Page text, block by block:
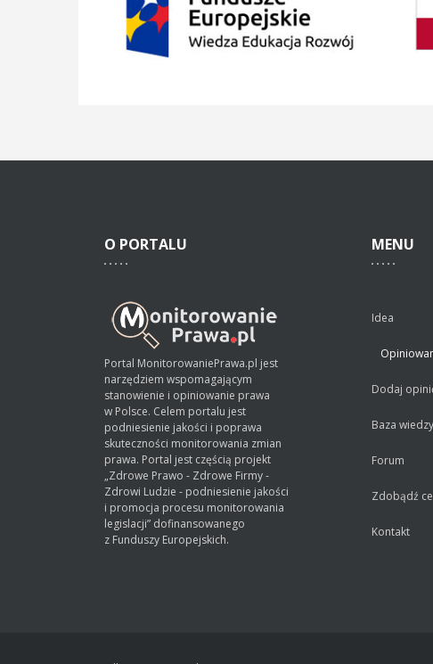
O PORTALU
Portal MonitorowaniePrawa.pl jest
narzędziem wspomagającym
stanowienie i opiniowanie prawa
w Polsce. Celem portalu jest
podniesienie jakości i poprawa
skuteczności monitorowania zmian
prawa. Portal jest częścią projekt
„Zdrowe Prawo - Zdrowe Firmy -
Zdrowi Ludzie - podniesienie jakości
i promocja procesu monitorowania
legislacji” dofinansowanego
z Funduszy Europejskich.
MENU
Idea
Dodaj
Baza wiedzy
Forum
Zdobądź
Kontakt